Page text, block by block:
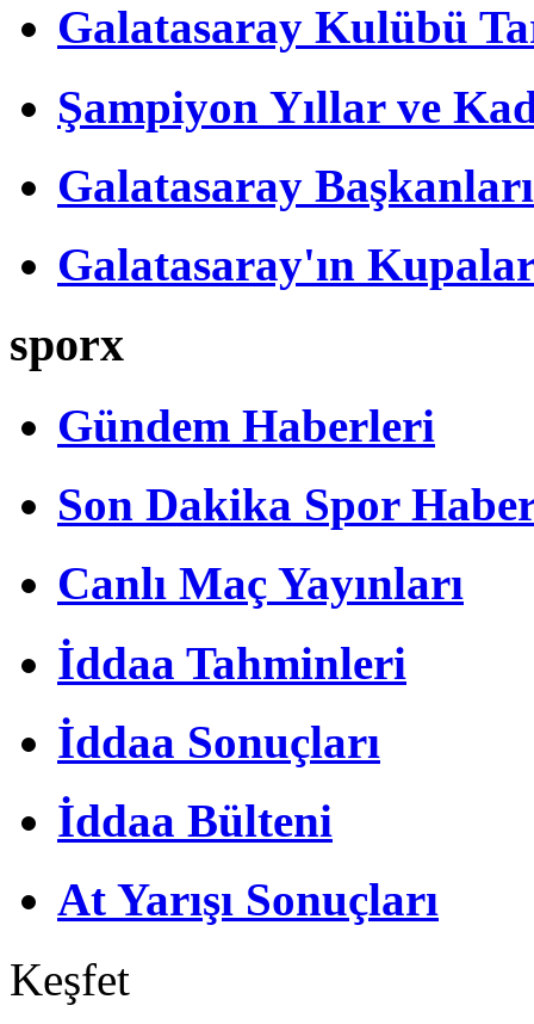
Galatasaray Kulübü
Şampiyon Yıllar ve
Galatasaray Başkanları
Galatasaray'ın
sporx
Gündem Haberleri
Son Dakika Spor
Canlı Maç Yayınları
İddaa Tahminleri
İddaa Sonuçları
İddaa Bülteni
At Yarışı Sonuçları
Keşfet